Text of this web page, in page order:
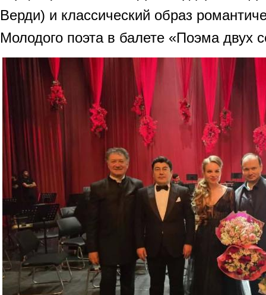
Верди) и классический образ
Молодого поэта в балете «Поэма двух